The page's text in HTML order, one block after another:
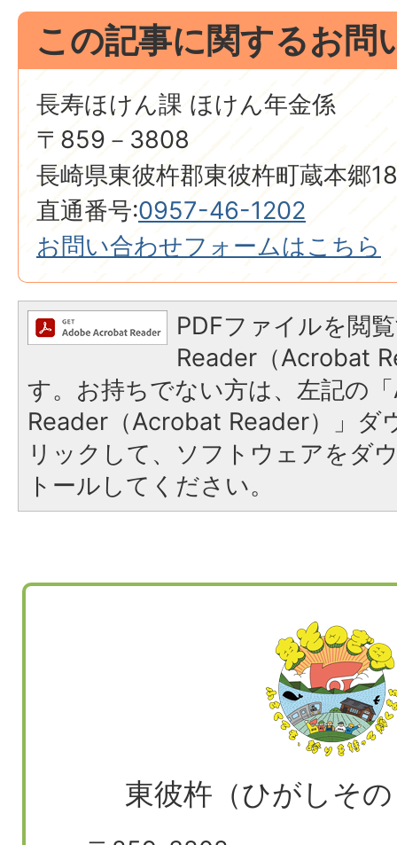
この記事に関するお問
長寿ほけん課 ほけん年金係
〒859－3808
長崎県東彼杵郡東彼杵町蔵本郷
直通番号:0957-46-1202
お問い合わせフォームはこちら
PDFファイルを閲
Reader（Acrobat
す。お持ちでない方は、左記の
Reader（Acrobat Reader）」ダ
リックして、ソフトウェアをダ
トールしてください。
東彼杵（ひがしそ